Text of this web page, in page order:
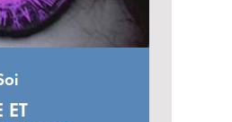
ET